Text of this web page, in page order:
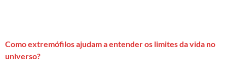
Como extremófilos ajudam a entender os limites da vida no
universo?